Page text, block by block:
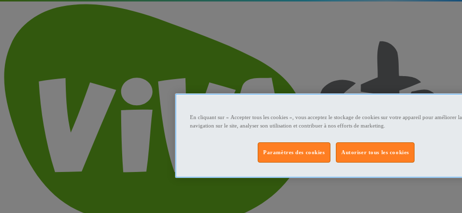
En cliquant sur « Accepter tous les cookies », vous acceptez le stockage de cookies sur votre appareil pour améliorer la
navigation sur le site, analyser son utilisation et contribuer à nos efforts de marketing.
Autoriser tous les cookies
Paramètres des cookies